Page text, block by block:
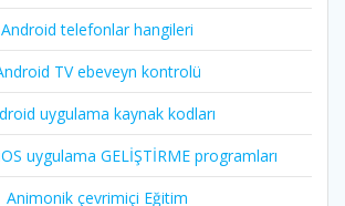
Android telefonlar hangileri
TV ebeveyn kontrolü
uygulama kaynak kodları
uygulama GELİŞTİRME programları
Animonik çevrimiçi Eğitim